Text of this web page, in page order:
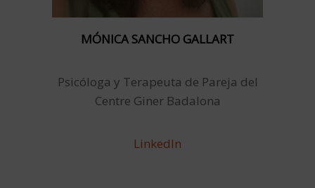
MÓNICA SANCHO GALLART
Psicóloga y Terapeuta de Pareja del
Centre Giner Badalona
LinkedIn